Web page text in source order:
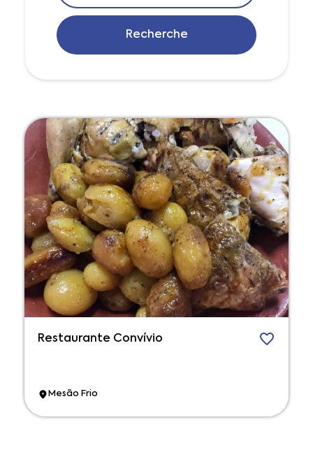
Recherche
Restaurante Convívio
Mesão Frio